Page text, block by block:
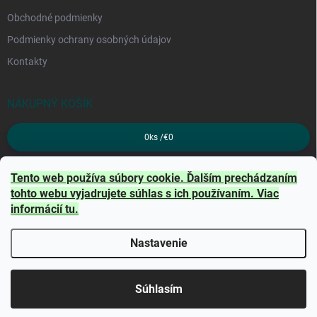
Tento web používa súbory cookie. Ďalším prechádzaním
tohto webu vyjadrujete súhlas s ich používaním. Viac
informáciítu.
Nastavenie
Súhlasím
Obchodné podmienky
Podmienky ochrany osobných údajov
Kontakty
NÁKUPNÝ KOŠÍK
0ks /€0
PRIJÍMAME ONLINE PLATBY
TRITON . Všetky práva vyhradené.